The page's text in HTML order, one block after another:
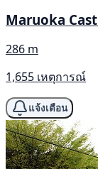
Maruoka
286 m
1,655 เหตุการณ์
แจ้งเตือน